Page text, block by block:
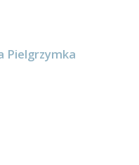
Pielgrzymka